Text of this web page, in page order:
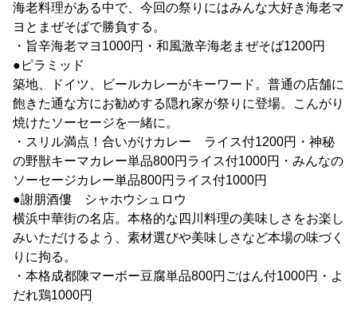
海老料理がある中で、今回の祭りにはみんな大好き海老マ
ヨとまぜそばで勝負する。
・旨辛海老マヨ1000円・和風激辛海老まぜそば1200円
●ピラミッド
築地、ドイツ、ビールカレーがキーワード。普通の店舗に
飽きた通な方にお勧めする隠れ家が祭りに登場。こんがり
焼けたソーセージを一緒に。
・スリル満点！合いがけカレー ライス付1200円・神秘
の野獣キーマカレー単品800円ライス付1000円・みんなの
ソーセージカレー単品800円ライス付1000円
●謝朋酒僂 シャホウシュロウ
横浜中華街の名店。本格的な四川料理の美味しさをお楽し
みいただけるよう、素材選びや美味しさなど本場の味づく
りに拘る。
・本格成都陳マーボー豆腐単品800円ごはん付1000円・よ
だれ鶏1000円